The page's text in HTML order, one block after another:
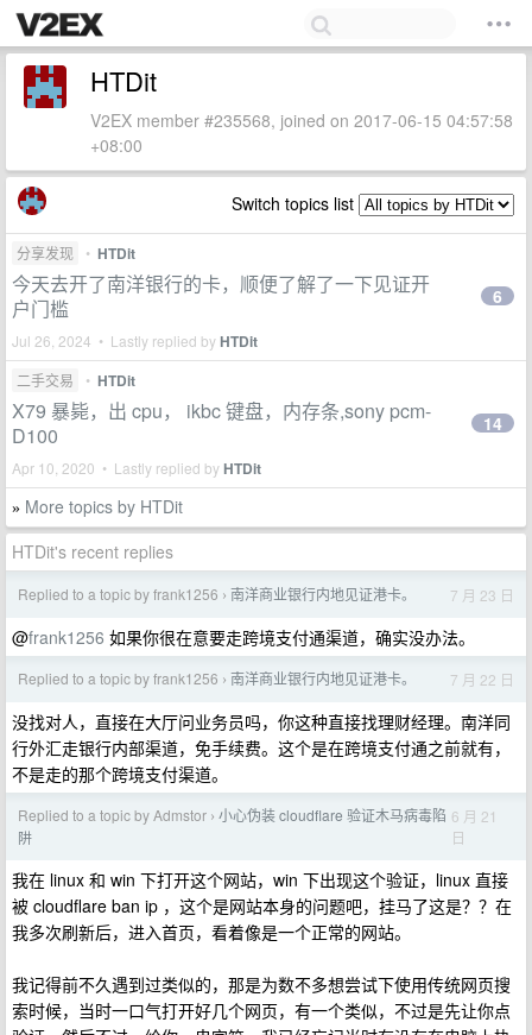
HTDit
V2EX member #235568, joined on 2017-06-15 04:57:58
+08:00
Switch topics list
分享发现 • HTDit
今天去开了南洋银行的卡，顺便了解了一下见证开
户门槛
Jul 26, 2024 • Lastly replied byHTDit
6
二手交易 • HTDit
X79 暴毙，出 cpu， ikbc 键盘，内存条,sony pcm-
D100
Apr 10, 2020 • Lastly replied byHTDit
14
» More topics by HTDit
HTDit's recent replies
Replied to a topic by frank1256 › 南洋商业银行内地见证港卡。 7 月 23 日
@frank1256 如果你很在意要走跨境支付通渠道，确实没办法。
Replied to a topic by frank1256 › 南洋商业银行内地见证港卡。 7 月 22 日
没找对人，直接在大厅问业务员吗，你这种直接找理财经理。南洋同
行外汇走银行内部渠道，免手续费。这个是在跨境支付通之前就有，
不是走的那个跨境支付渠道。
Replied to a topic by Admstor › 小心伪装 cloudflare 验证木马病毒陷
阱
6 月 21
日
我在 linux 和 win 下打开这个网站，win 下出现这个验证，linux 直接
被 cloudflare ban ip ，这个是网站本身的问题吧，挂马了这是？？在
我多次刷新后，进入首页，看着像是一个正常的网站。
我记得前不久遇到过类似的，那是为数不多想尝试下使用传统网页搜
索时候，当时一口气打开好几个网页，有一个类似，不过是先让你点